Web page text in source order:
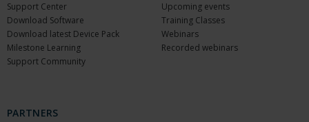
Support Center
Download Software
Download latest Device Pack
Milestone Learning
Support Community
Upcoming events
Training Classes
Webinars
Recorded webinars
PARTNERS